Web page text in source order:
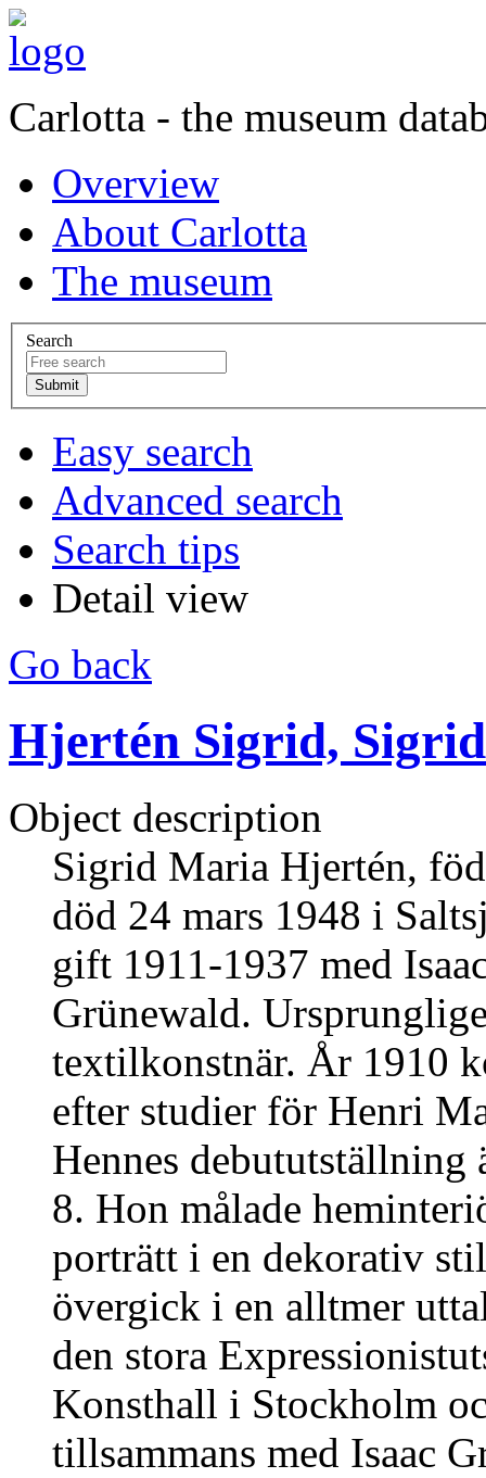
Carlotta - the museum
Overview
About Carlotta
The museum
Search
Easy search
Advanced search
Search tips
Detail view
Go back
Hjertén Sigrid,
Object description
Sigrid Maria Hjertén,
död 24 mars 1948 i
gift 1911-1937 med
Grünewald.
textilkonstnär. År 1910
efter studier för Henri
Hennes debututställning
8. Hon målade
porträtt i en dekorativ
övergick i en alltmer
den stora
Konsthall i Stockholm
tillsammans med Isaac